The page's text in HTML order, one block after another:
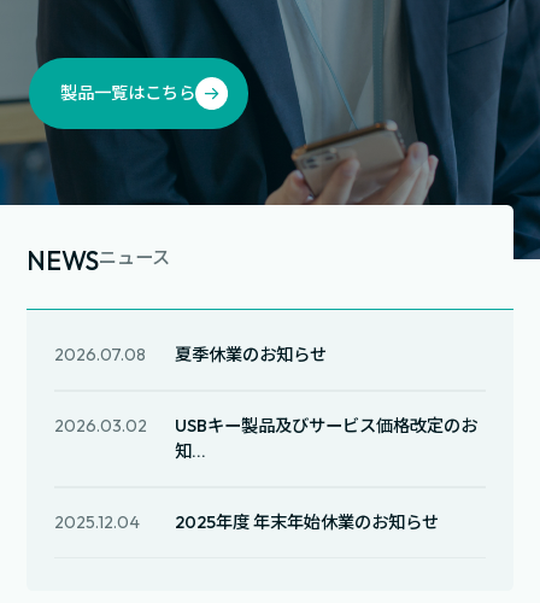
製品一覧はこちら
NEWSニュース
2026.07.08 夏季休業のお知らせ
2026.03.02
USBキー製品及びサービス価格改定のお
知...
2025.12.04 2025年度 年末年始休業のお知らせ